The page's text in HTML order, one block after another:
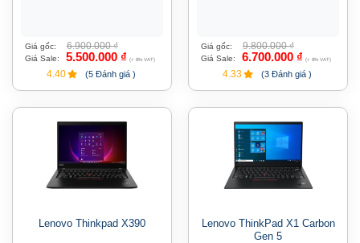
Giá gốc: 6.900.000₫
Giá Sale: 5.500.000 ₫ (+ 8% VAT)
4.40 (5 Đánh giá )
Giá gốc: 9.800.000₫
Giá Sale: 6.700.000 ₫ (+ 8% VAT)
4.33 (3 Đánh giá )
Lenovo Thinkpad X390
Lenovo ThinkPad X1 Carbon
Gen 5